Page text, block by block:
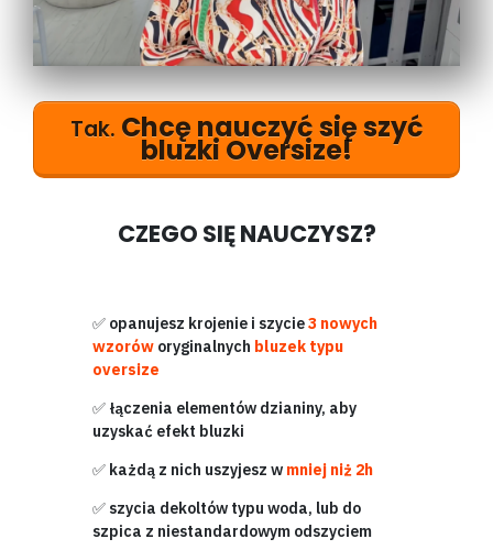
Tak. Chcę nauczyć się szyć
bluzki Oversize!
CZEGO SIĘ NAUCZYSZ?
✅ opanujesz krojenie i szycie3 nowych
wzoróworyginalnych bluzek typu
oversize
✅ łączenia elementów dzianiny, aby
uzyskać efekt bluzki
✅ każdą z nich uszyjesz w mniej niż 2h
✅ szycia dekoltów typu woda, lub do
szpica z niestandardowym odszyciem